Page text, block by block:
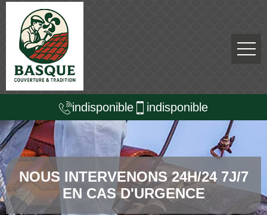
indisponible indisponible
NOUS INTERVENONS 24H/24 7J/7
EN CAS D'URGENCE